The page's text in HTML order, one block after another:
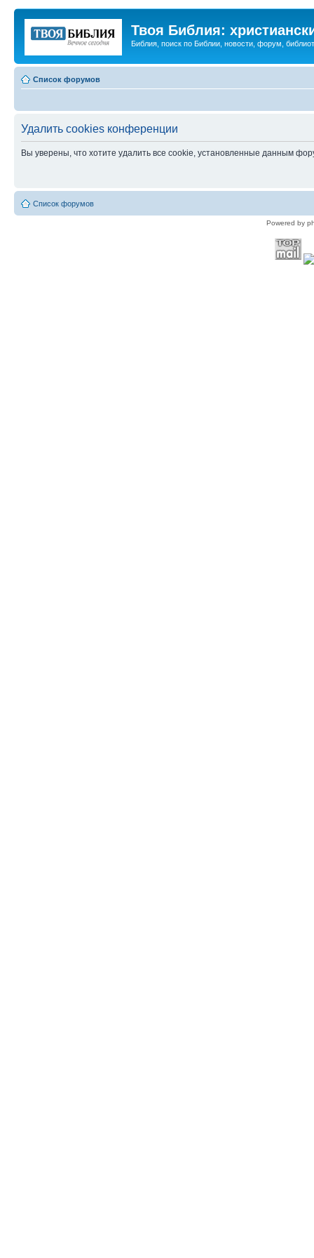
Твоя Библия:
Библия, поиск по Библии, новости, форум,
Список форумов
Удалить cookies конференции
Вы уверены, что хотите удалить все cookie, установленные данным
Список форумов
Powered by